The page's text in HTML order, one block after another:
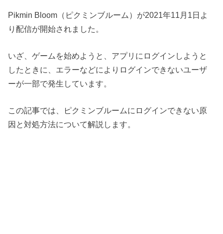
Pikmin Bloom（ピクミンブルーム）が2021年11月1日よ
り配信が開始されました。
いざ、ゲームを始めようと、アプリにログインしようと
したときに、エラーなどによりログインできないユーザ
ーが一部で発生しています。
この記事では、ピクミンブルームにログインできない原
因と対処方法について解説します。